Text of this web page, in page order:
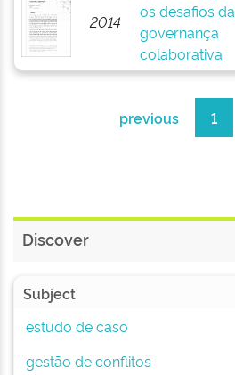
2014
os desafios da
governança
colaborativa
previous 1
Discover
Subject
estudo de caso
gestão de conflitos